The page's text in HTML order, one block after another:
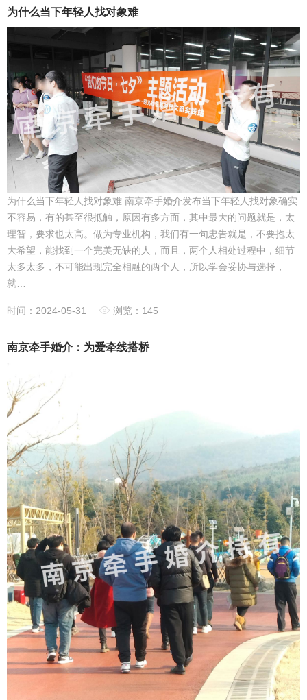
为什么当下年轻人找对象难
为什么当下年轻人找对象难 南京牵手婚介发布当下年轻人找对象确实
不容易，有的甚至很抵触，原因有多方面，其中最大的问题就是，太
理智，要求也太高。做为专业机构，我们有一句忠告就是，不要抱太
大希望，能找到一个完美无缺的人，而且，两个人相处过程中，细节
太多太多，不可能出现完全相融的两个人，所以学会妥协与选择，
就…
时间：2024-05-31 浏览：145
南京牵手婚介：为爱牵线搭桥